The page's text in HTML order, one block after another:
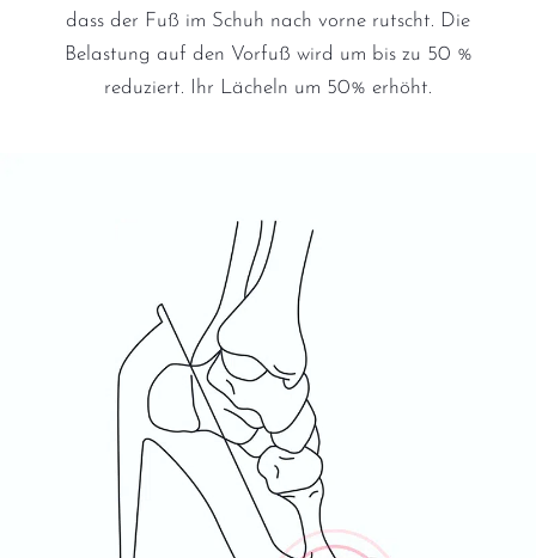
dass der Fuß im Schuh nach vorne rutscht. Die
Belastung auf den Vorfuß wird um bis zu 50 %
reduziert. Ihr Lächeln um 50% erhöht.